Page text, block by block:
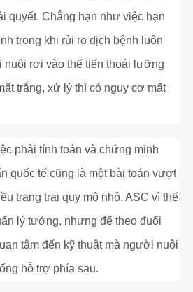
quyết. Chẳng hạn như việc hạn
trong khi rủi ro dịch bệnh luôn
rơi vào thế tiến thoái lưỡng
trắng, xử lý thì có nguy cơ mất
phải tính toán và chứng minh
quốc tế cũng là một bài toán vượt
trang trại quy mô nhỏ. ASC vì thế
lý tưởng, nhưng để theo đuổi
tâm đến kỹ thuật mà người nuôi
hỗ trợ phía sau.